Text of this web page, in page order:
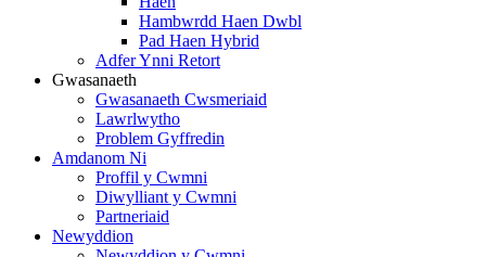
Hambwrdd Haen Dwbl
Pad Haen Hybrid
Adfer Ynni Retort
Gwasanaeth
Gwasanaeth Cwsmeriaid
Lawrlwytho
Problem Gyffredin
Amdanom Ni
Proffil y Cwmni
Diwylliant y Cwmni
Partneriaid
Newyddion